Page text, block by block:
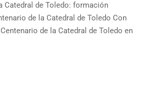
Catedral de Toledo: formación
de la Catedral de Toledo Con
de la Catedral de Toledo en